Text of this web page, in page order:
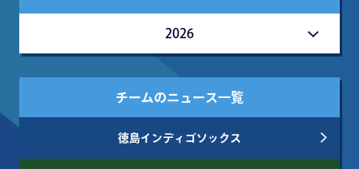
2026
チームのニュース一覧
徳島インディゴソックス